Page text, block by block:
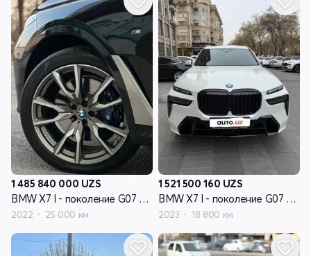
1 485 840 000 UZS
BMW X7 I - поколение G07 рестайлинг
2022 25 000 км
1 521 500 160 UZS
BMW X7 I - поколение G07 рестайлинг
2023 18 800 км